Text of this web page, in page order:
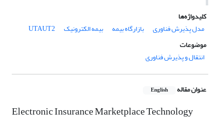
کلیدواژه‌ها
مدل پذیرش فناوری
بازارگاه بیمه بیمه الکترونیک
UTAUT2
موضوعات
انتقال و پذیرش فناوری
عنوان مقاله English
Electronic Insurance Marketplace Technology